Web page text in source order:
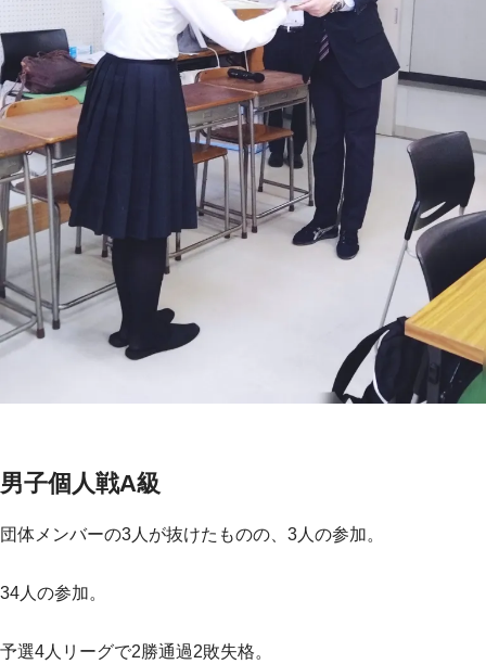
男子個人戦A級
団体メンバーの3人が抜けたものの、3人の参加。
34人の参加。
予選4人リーグで2勝通過2敗失格。